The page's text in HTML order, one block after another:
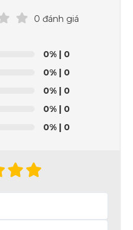
0 đánh giá
0% | 0
0% | 0
0% | 0
0% | 0
0% | 0